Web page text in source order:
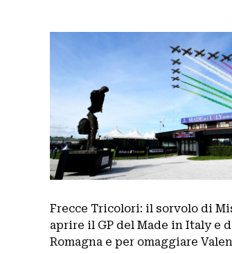
Frecce Tricolori: il sorvolo di
aprire il GP del Made in Italy e
Romagna e per omaggiare